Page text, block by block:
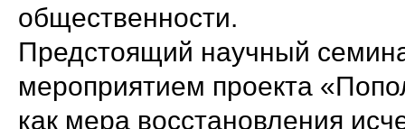
общественности.
Предстоящий научный
мероприятием проекта
как мера восстановления